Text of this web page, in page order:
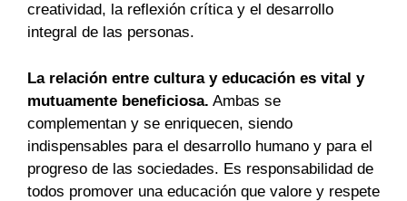
creatividad, la reflexión crítica y el desarrollo
integral de las personas.
La relación entre cultura y educación es vital y
mutuamente beneficiosa. Ambas se
complementan y se enriquecen, siendo
indispensables para el desarrollo humano y para el
progreso de las sociedades. Es responsabilidad de
todos promover una educación que valore y respete